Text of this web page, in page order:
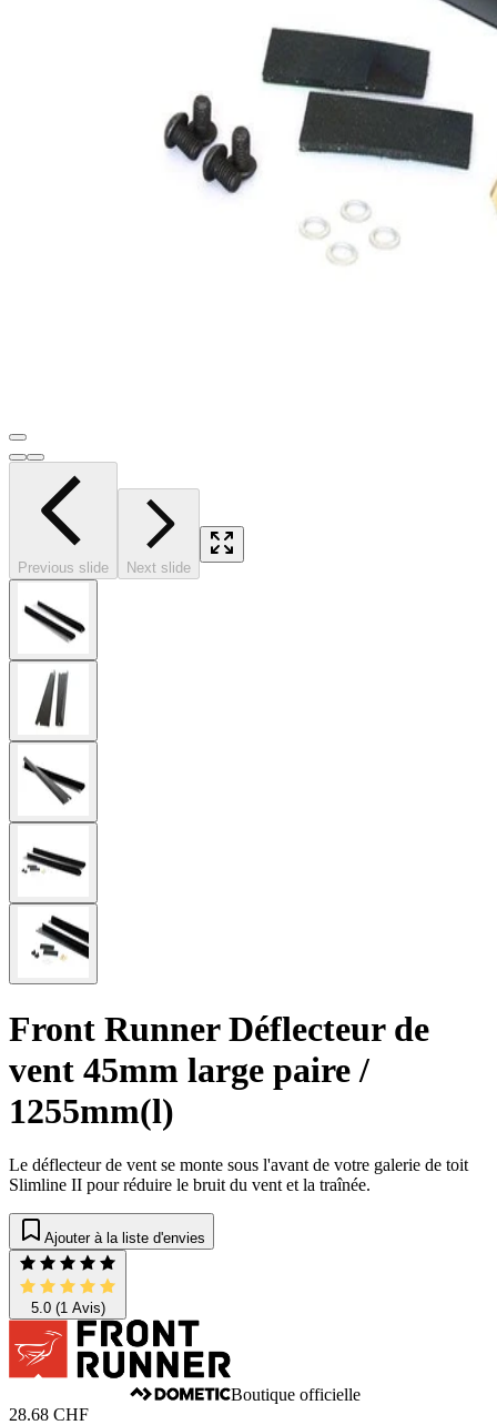
Previous slide Next slide
Front Runner Déflecteur de
vent 45mm large paire /
1255mm(l)
Le déflecteur de vent se monte sous l'avant de votre galerie de toit
Slimline II pour réduire le bruit du vent et la traînée.
Ajouter à la liste d'envies
5.0(1 Avis)
Boutique officielle
28.68 CHF